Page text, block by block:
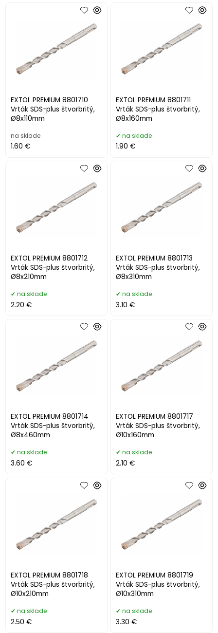
EXTOL PREMIUM 8801710
Vrták SDS-plus štvorbritý,
Ø8x110mm
na sklade
1.60 €
EXTOL PREMIUM 8801711
Vrták SDS-plus štvorbritý,
Ø8x160mm
na sklade
1.90 €
EXTOL PREMIUM 8801712
Vrták SDS-plus štvorbritý,
Ø8x210mm
na sklade
2.20 €
EXTOL PREMIUM 8801713
Vrták SDS-plus štvorbritý,
Ø8x310mm
na sklade
3.10 €
EXTOL PREMIUM 8801714
Vrták SDS-plus štvorbritý,
Ø8x460mm
na sklade
3.60 €
EXTOL PREMIUM 8801717
Vrták SDS-plus štvorbritý,
Ø10x160mm
na sklade
2.10 €
EXTOL PREMIUM 8801718
Vrták SDS-plus štvorbritý,
Ø10x210mm
na sklade
2.50 €
EXTOL PREMIUM 8801719
Vrták SDS-plus štvorbritý,
Ø10x310mm
na sklade
3.30 €